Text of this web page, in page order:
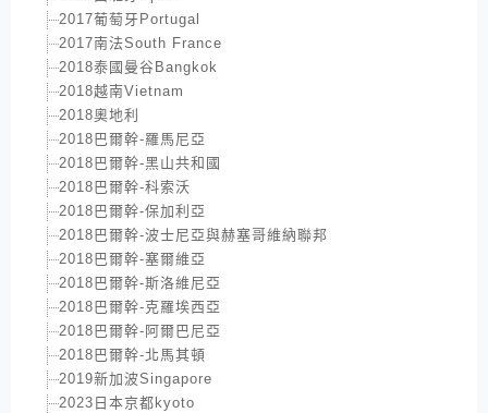
2017葡萄牙Portugal
2017南法South France
2018泰國曼谷Bangkok
2018越南Vietnam
2018奧地利
2018巴爾幹-羅馬尼亞
2018巴爾幹-黑山共和國
2018巴爾幹-科索沃
2018巴爾幹-保加利亞
2018巴爾幹-波士尼亞與赫塞哥維納聯邦
2018巴爾幹-塞爾維亞
2018巴爾幹-斯洛維尼亞
2018巴爾幹-克羅埃西亞
2018巴爾幹-阿爾巴尼亞
2018巴爾幹-北馬其頓
2019新加波Singapore
2023日本京都kyoto